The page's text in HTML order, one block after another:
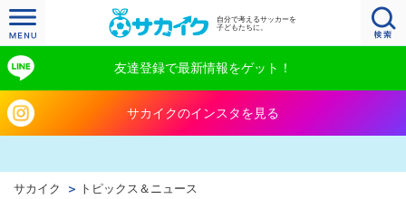
自分で考えるサッカーを
子どもたちに。
友達登録で最新情報をゲット！
サカイクのインスタを見る
サカイク トピックス＆ニュース